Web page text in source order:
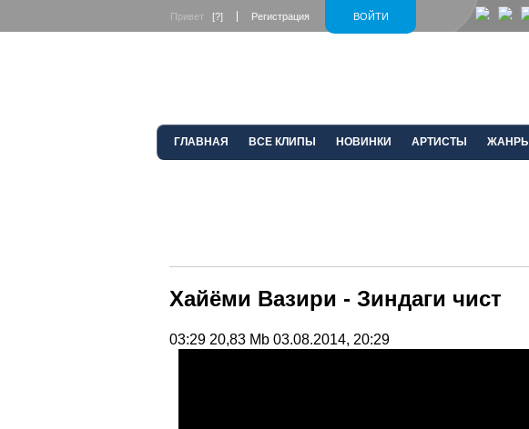
ВОЙТИ
Привет [?] Регистрация
ГЛАВНАЯ ВСЕ КЛИПЫ НОВИНКИ АРТИСТЫ ЖАНРЫ
Хайёми Вазири - Зиндаги чист
03:29 20,83 Mb 03.08.2014, 20:29